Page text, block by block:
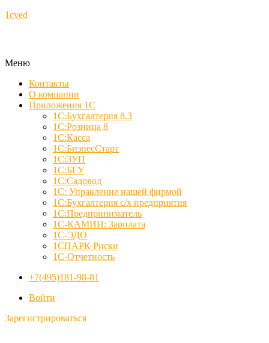
1cved
Меню
Контакты
О компании
Приложения 1С
1С:Бухгалтерия 8.3
1С:Розница 8
1С:Касса
1С:БизнесСтарт
1С:ЗУП
1С:БГУ
1С:Садовод
1С: Управление нашей фирмой
1С:Бухгалтерия с/х предприятия
1С:Предприниматель
1С-КАМИН: Зарплата
1С-ЭДО
1СПАРК Риски
1С-Отчетность
+7(495)181-98-81
Войти
Зарегистрироваться